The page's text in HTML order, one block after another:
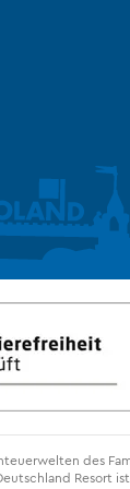
des
Resort